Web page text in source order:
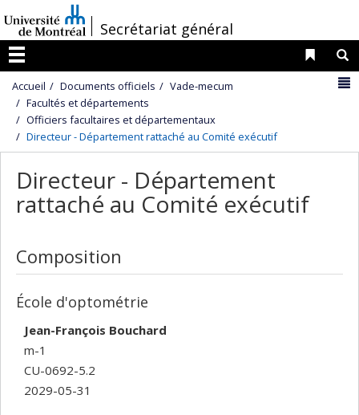
au
contenu
/
Secrétariat général
Menu
Liens
Accueil Documents officiels
Vade-mecum
Facultés et départements
Officiers facultaires et départementaux
Directeur - Département rattaché au Comité exécutif
Directeur - Département
rattaché au Comité exécutif
Composition
École d'optométrie
Jean-François Bouchard
m-1
CU-0692-5.2
2029-05-31